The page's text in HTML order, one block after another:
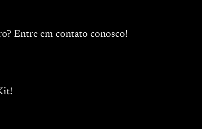
Entre em contato conosco!